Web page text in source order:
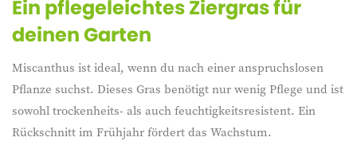
Ein pflegeleichtes Ziergras für
deinen Garten
Miscanthus ist ideal, wenn du nach einer anspruchslosen
Pflanze suchst. Dieses Gras benötigt nur wenig Pflege und ist
sowohl trockenheits- als auch feuchtigkeitsresistent. Ein
Rückschnitt im Frühjahr fördert das Wachstum.